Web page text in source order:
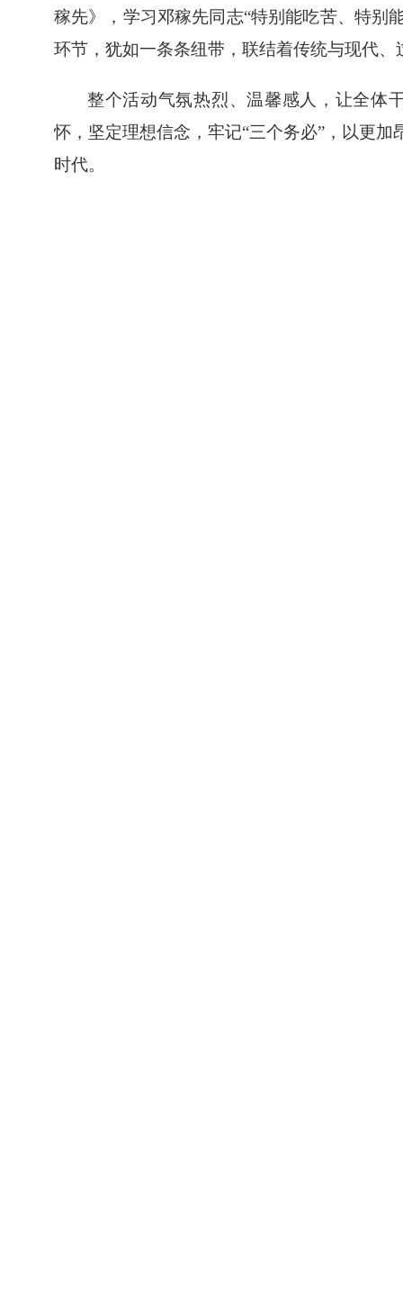
稼先》，学习邓稼先同志“特别能吃苦、特别
环节，犹如一条条纽带，联结着传统与现代、
整个活动气氛热烈、温馨感人，让全体
怀，坚定理想信念，牢记“三个务必”，以更
时代。